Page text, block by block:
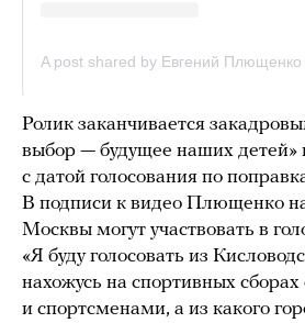
Ролик заканчивается
выбор — будущее наших детей»
с датой голосования по
В подписи к видео Плющенко
Москвы могут участвовать в
«Я буду голосовать из
нахожусь на спортивных
и спортсменами, а из какого